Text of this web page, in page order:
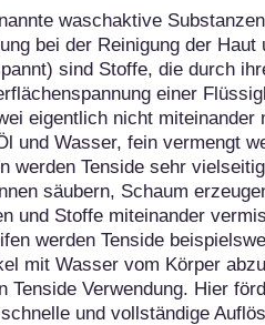
waschaktive
bei der Reinigung der Haut
sind Stoffe, die durch
einer
eigentlich nicht miteinander
und Wasser, fein vermengt
werden Tenside sehr
säubern, Schaum
und Stoffe miteinander
werden Tenside
mit Wasser vom Körper
Tenside Verwendung. Hier
und vollständige